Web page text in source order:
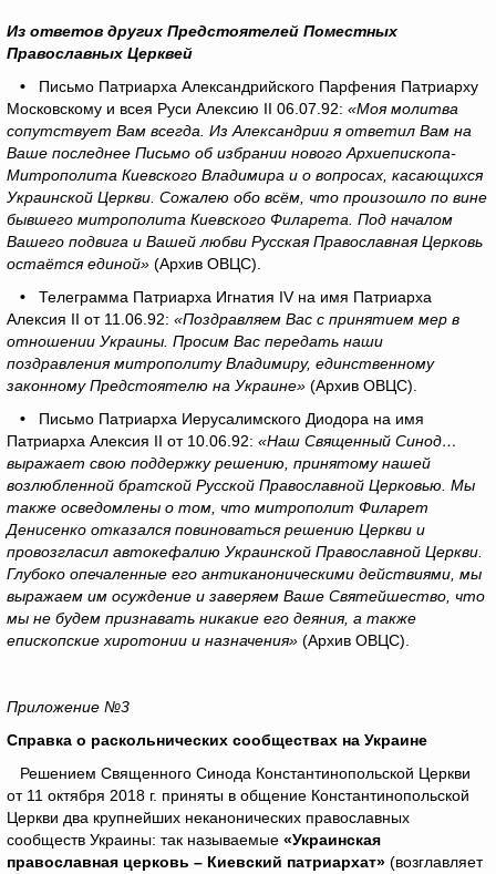
Из ответов других Предстоятелей Поместных
Православных Церквей
• Письмо Патриарха Александрийского Парфения Патриарху
Московскому и всея Руси Алексию II 06.07.92: «Моя молитва
сопутствует Вам всегда. Из Александрии я ответил Вам на
Ваше последнее Письмо об избрании нового Архиепископа-
Митрополита Киевского Владимира и о вопросах, касающихся
Украинской Церкви. Сожалею обо всём, что произошло по вине
бывшего митрополита Киевского Филарета. Под началом
Вашего подвига и Вашей любви Русская Православная Церковь
остаётся единой» (Архив ОВЦС).
• Телеграмма Патриарха Игнатия IV на имя Патриарха
Алексия ΙΙ от 11.06.92: «Поздравляем Вас с принятием мер в
отношении Украины. Просим Вас передать наши
поздравления митрополиту Владимиру, единственному
законному Предстоятелю на Украине» (Архив ОВЦС).
• Письмо Патриарха Иерусалимского Диодора на имя
Патриарха Алексия ΙΙ от 10.06.92: «Наш Священный Синод…
выражает свою поддержку решению, принятому нашей
возлюбленной братской Русской Православной Церковью. Мы
также осведомлены о том, что митрополит Филарет
Денисенко отказался повиноваться решению Церкви и
провозгласил автокефалию Украинской Православной Церкви.
Глубоко опечаленные его антиканоническими действиями, мы
выражаем им осуждение и заверяем Ваше Святейшество, что
мы не будем признавать никакие его деяния, а также
епископские хиротонии и назначения» (Архив ОВЦС).
Приложение №3
Справка о раскольнических сообществах на Украине
Решением Священного Синода Константинопольской Церкви
от 11 октября 2018 г. приняты в общение Константинопольской
Церкви два крупнейших неканонических православных
сообществ Украины: так называемые «Украинская
православная церковь – Киевский патриархат» (возглавляет